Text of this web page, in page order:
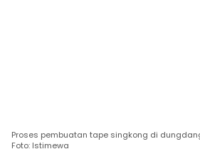
Proses pembuatan tape singkong di
Foto: Istimewa